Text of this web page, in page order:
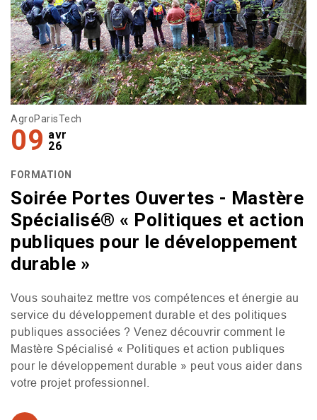
AgroParisTech
09 avr
26
FORMATION
Soirée Portes Ouvertes - Mastère
Spécialisé® « Politiques et action
publiques pour le développement
durable »
Vous souhaitez mettre vos compétences et énergie au
service du développement durable et des politiques
publiques associées ? Venez découvrir comment le
Mastère Spécialisé « Politiques et action publiques
pour le développement durable » peut vous aider dans
votre projet professionnel.